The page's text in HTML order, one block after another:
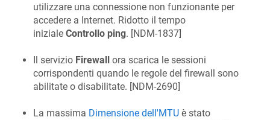
utilizzare una connessione non funzionante per
accedere a Internet. Ridotto il tempo
iniziale Controllo ping. [NDM-1837]
Il servizio Firewall ora scarica le sessioni
corrispondenti quando le regole del firewall sono
abilitate o disabilitate. [NDM-2690]
La massima Dimensione dell'MTU è stato